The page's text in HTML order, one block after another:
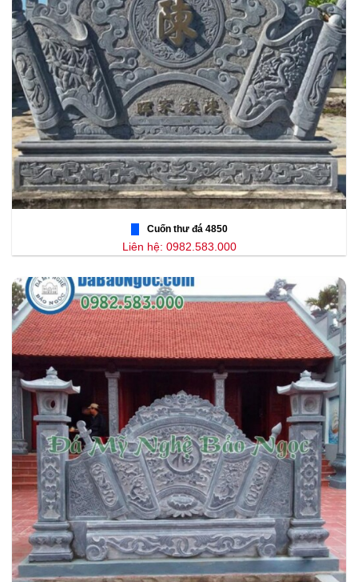
Cuốn thư đá 4850
Liên hệ: 0982.583.000